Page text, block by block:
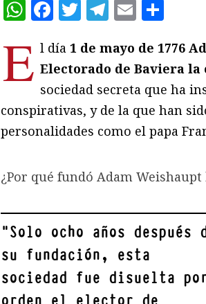
WhatsApp
Facebook
Twitter
Telegram
Email
E l día 1 de mayo de 1776
Electorado de Baviera
sociedad secreta que ha
conspirativas, y de la que han
personalidades como el papa
¿Por qué fundó Adam Weishaupt
"Solo ocho años después
su fundación, esta
sociedad fue disuelta